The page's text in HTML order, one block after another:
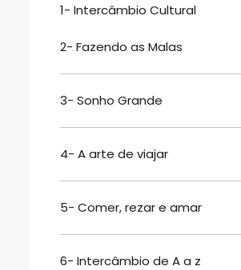
1- Intercâmbio Cultural
2- Fazendo as Malas
3- Sonho Grande
4- A arte de viajar
5- Comer, rezar e amar
6- Intercâmbio de A a z